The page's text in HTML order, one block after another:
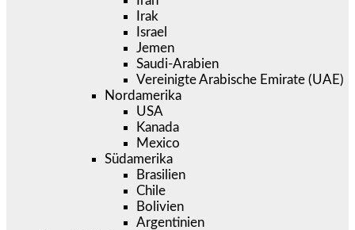
Irak
Israel
Jemen
Saudi-Arabien
Vereinigte Arabische Emirate (UAE)
Nordamerika
USA
Kanada
Mexico
Südamerika
Brasilien
Chile
Bolivien
Argentinien